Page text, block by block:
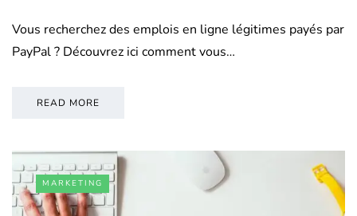
Vous recherchez des emplois en ligne légitimes payés par
PayPal ? Découvrez ici comment vous…
READ MORE
MARKETING